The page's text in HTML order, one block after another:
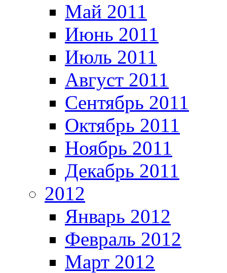
Май 2011
Июнь 2011
Июль 2011
Август 2011
Сентябрь 2011
Октябрь 2011
Ноябрь 2011
Декабрь 2011
2012
Январь 2012
Февраль 2012
Март 2012